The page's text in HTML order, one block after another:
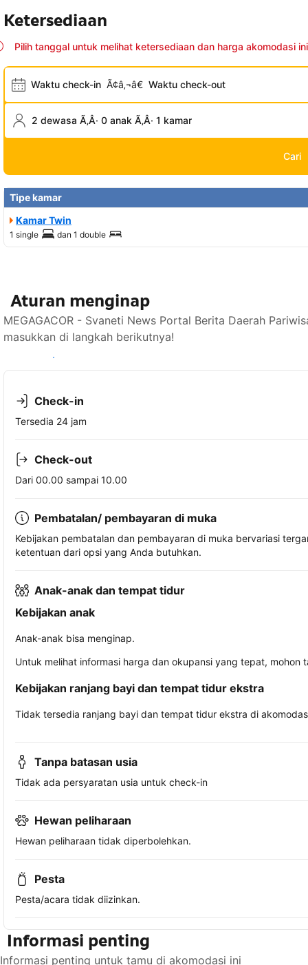
Ketersediaan
Pilih tanggal untuk melihat ketersediaan dan harga akomodasi ini
Waktu check-in Ã¢â‚¬â€ Waktu check-out
2 dewasa Ã‚Â· 0 anak Ã‚Â· 1 kamar
Cari
Tipe kamar
Kamar Twin
1 single dan 1 double
Aturan menginap
MEGAGACOR - Svaneti News Portal Berita Daerah
masukkan di langkah berikutnya!
Lihat ketersediaan
Check-in
Tersedia 24 jam
Check-out
Dari 00.00 sampai 10.00
Pembatalan/ pembayaran di muka
Kebijakan pembatalan dan pembayaran di muka bervariasi
ketentuan dari opsi yang Anda butuhkan.
Anak-anak dan tempat tidur
Kebijakan anak
Anak-anak bisa menginap.
Untuk melihat informasi harga dan okupansi yang tepat,
Kebijakan ranjang bayi dan tempat tidur ekstra
Tidak tersedia ranjang bayi dan tempat tidur ekstra di
Tanpa batasan usia
Tidak ada persyaratan usia untuk check-in
Hewan peliharaan
Hewan peliharaan tidak diperbolehkan.
Pesta
Pesta/acara tidak diizinkan.
Informasi penting
Informasi penting untuk tamu di akomodasi ini